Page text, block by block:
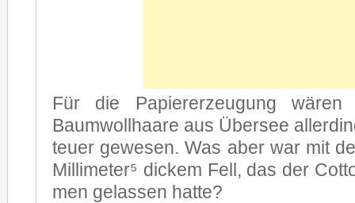
Für die Pa­pier­er­zeu­gung wä­ren
Baum­woll­haa­re aus Über­see
teu­er ge­we­sen. Was aber war mit
Mil­li­me­ter⁵ di­ckem Fell, das der
men ge­las­sen hat­te?